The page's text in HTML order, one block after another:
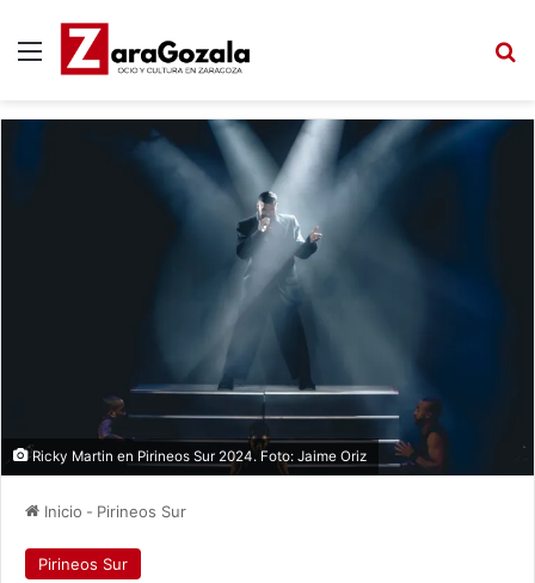
Menú
Ricky Martin en Pirineos Sur 2024. Foto: Jaime Oriz
Inicio - Pirineos Sur
Pirineos Sur